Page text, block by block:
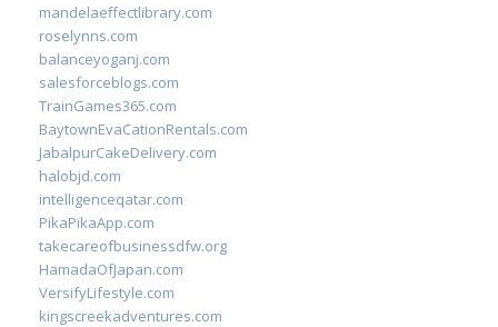
mandelaeffectlibrary.com
roselynns.com
balanceyoganj.com
salesforceblogs.com
TrainGames365.com
BaytownEvaCationRentals.com
JabalpurCakeDelivery.com
halobjd.com
intelligenceqatar.com
PikaPikaApp.com
takecareofbusinessdfw.org
HamadaOfJapan.com
VersifyLifestyle.com
kingscreekadventures.com